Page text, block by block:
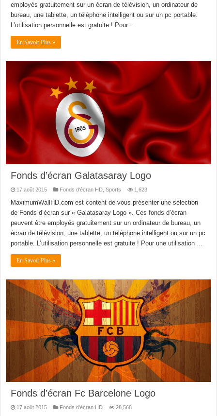
employés gratuitement sur un écran de télévision, un ordinateur de
bureau, une tablette, un téléphone intelligent ou sur un pc portable.
L’utilisation personnelle est gratuite ! Pour …
En Savoir Plus »
Fonds d’écran Galatasaray Logo
17 août 2015 Fonds d'écran HD ,Sports 1,623
MaximumWallHD.com est content de vous présenter une sélection
de Fonds d’écran sur « Galatasaray Logo ». Ces fonds d’écran
peuvent être employés gratuitement sur un ordinateur de bureau, un
écran de télévision, une tablette, un téléphone intelligent ou sur un pc
portable. L’utilisation personnelle est gratuite ! Pour une utilisation …
En Savoir Plus »
Fonds d’écran Fc Barcelone Logo
17 août 2015 Fonds d'écran HD 28,568